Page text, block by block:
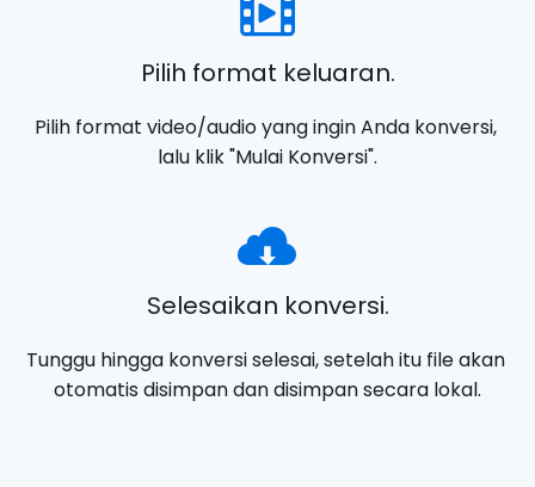
Pilih format keluaran.
Pilih format video/audio yang ingin Anda konversi,
lalu klik "Mulai Konversi".
Selesaikan konversi.
Tunggu hingga konversi selesai, setelah itu file akan
otomatis disimpan dan disimpan secara lokal.